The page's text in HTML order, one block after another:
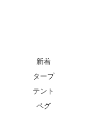
新着
タープ
テント
ペグ